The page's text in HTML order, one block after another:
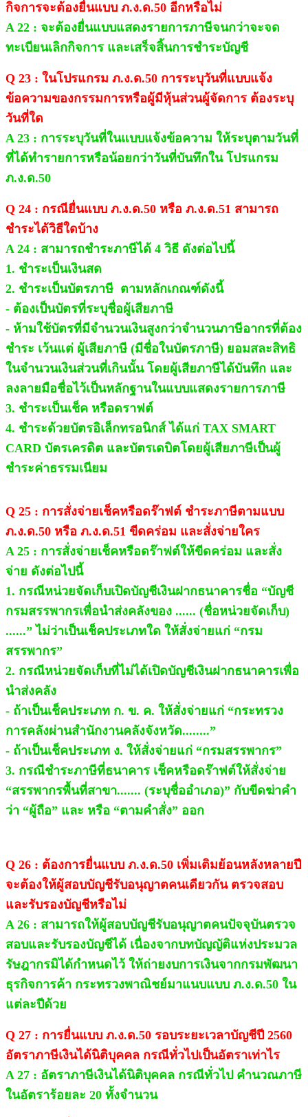
กิจการจะต้องยื่นแบบ ภ.ง.ด.50 อีกหรือไม่
A 22 : จะต้องยื่นแบบแสดงรายการภาษีจนกว่าจะจด
ทะเบียนเลิกกิจการ และเสร็จสิ้นการชำระบัญชี
Q 23 : ในโปรแกรม ภ.ง.ด.50 การระบุวันที่แบบแจ้ง
ข้อความของกรรมการหรือผู้มีหุ้นส่วนผู้จัดการ ต้องระบุ
วันที่ใด
A 23 : การระบุวันที่ในแบบแจ้งข้อความ ให้ระบุตามวันที่
ที่ได้ทำรายการหรือน้อยกว่าวันที่บันทึกใน โปรแกรม
ภ.ง.ด.50
Q 24 : กรณียื่นแบบ ภ.ง.ด.50 หรือ ภ.ง.ด.51 สามารถ
ชำระได้วิธีใดบ้าง
A 24 : สามารถชำระภาษีได้ 4 วิธี ดังต่อไปนี้
1. ชำระเป็นเงินสด
2. ชำระเป็นบัตรภาษี ตามหลักเกณฑ์ดังนี้
- ต้องเป็นบัตรที่ระบุชื่อผู้เสียภาษี
- ห้ามใช้บัตรที่มีจำนวนเงินสูงกว่าจำนวนภาษีอากรที่ต้อง
ชำระ เว้นแต่ ผู้เสียภาษี (มีชื่อในบัตรภาษี) ยอมสละสิทธิ
ในจำนวนเงินส่วนที่เกินนั้น โดยผู้เสียภาษีได้บันทึก และ
ลงลายมือชื่อไว้เป็นหลักฐานในแบบแสดงรายการภาษี
3. ชำระเป็นเช็ค หรือดราฟต์
4. ชำระด้วยบัตรอิเล็กทรอนิกส์ ได้แก่ TAX SMART
CARD บัตรเครดิต และบัตรเดบิตโดยผู้เสียภาษีเป็นผู้
ชำระค่าธรรมเนียม
Q 25 : การสั่งจ่ายเช็คหรือดร๊าฟต์ ชำระภาษีตามแบบ
ภ.ง.ด.50 หรือ ภ.ง.ด.51 ขีดคร่อม และสั่งจ่ายใคร
A 25 : การสั่งจ่ายเช็คหรือดร๊าฟต์ให้ขีดคร่อม และสั่ง
จ่าย ดังต่อไปนี้
1. กรณีหน่วยจัดเก็บเปิดบัญชีเงินฝากธนาคารชื่อ “บัญชี
กรมสรรพากรเพื่อนำส่งคลังของ ...... (ชื่อหน่วยจัดเก็บ)
......” ไม่ว่าเป็นเช็คประเภทใด ให้สั่งจ่ายแก่ “กรม
สรรพากร”
2. กรณีหน่วยจัดเก็บที่ไม่ได้เปิดบัญชีเงินฝากธนาคารเพื่อ
นำส่งคลัง
- ถ้าเป็นเช็คประเภท ก. ข. ค. ให้สั่งจ่ายแก่ “กระทรวง
การคลังผ่านสำนักงานคลังจังหวัด........”
- ถ้าเป็นเช็คประเภท ง. ให้สั่งจ่ายแก่ “กรมสรรพากร”
3. กรณีชำระภาษีที่ธนาคาร เช็คหรือดร๊าฟต์ให้สั่งจ่าย
“สรรพากรพื้นที่สาขา....... (ระบุชื่ออำเภอ)” กับขีดฆ่าคำ
ว่า “ผู้ถือ” และ หรือ “ตามคำสั่ง” ออก
Q 26 : ต้องการยื่นแบบ ภ.ง.ด.50 เพิ่มเติมย้อนหลังหลายปี
จะต้องให้ผู้สอบบัญชีรับอนุญาตคนเดียวกัน ตรวจสอบ
และรับรองบัญชีหรือไม่
A 26 : สามารถให้ผู้สอบบัญชีรับอนุญาตคนปัจจุบันตรวจ
สอบและรับรองบัญชีได้ เนื่องจากบทบัญญัติแห่งประมวล
รัษฎากรมิได้กำหนดไว้ ให้ถ่ายงบการเงินจากกรมพัฒนา
ธุรกิจการค้า กระทรวงพาณิชย์มาแนบแบบ ภ.ง.ด.50 ใน
แต่ละปีด้วย​
Q 27 : การยื่นแบบ ภ.ง.ด.50 รอบระยะเวลาบัญชีปี 2560
อัตราภาษีเงินได้นิติบุคคล กรณีทั่วไปเป็นอัตราเท่าไร
A 27 : อัตราภาษีเงินได้นิติบุคคล กรณีทั่วไป คำนวณภาษี
ในอัตราร้อยละ 20 ทั้งจำนวน